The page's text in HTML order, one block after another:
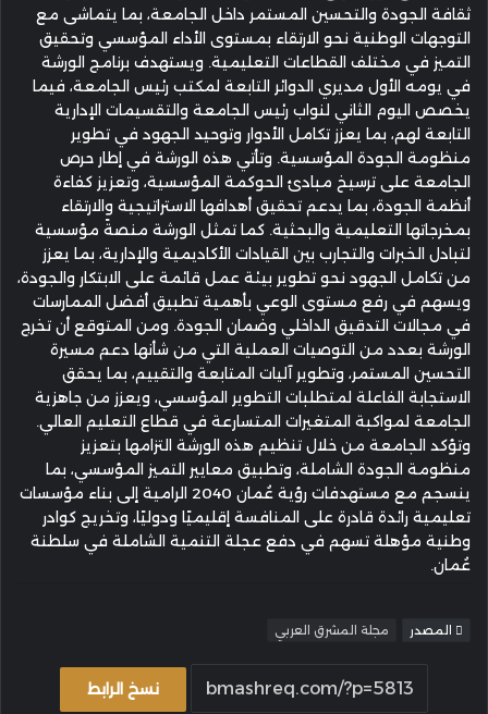
ثقافة الجودة والتحسين المستمر داخل الجامعة، بما يتماشى مع
التوجهات الوطنية نحو الارتقاء بمستوى الأداء المؤسسي وتحقيق
التميز في مختلف القطاعات التعليمية. ويستهدف برنامج الورشة
في يومه الأول مديري الدوائر التابعة لمكتب رئيس الجامعة، فيما
يخصص اليوم الثاني لنواب رئيس الجامعة والتقسيمات الإدارية
التابعة لهم، بما يعزز تكامل الأدوار وتوحيد الجهود في تطوير
منظومة الجودة المؤسسية. وتأتي هذه الورشة في إطار حرص
الجامعة على ترسيخ مبادئ الحوكمة المؤسسية، وتعزيز كفاءة
أنظمة الجودة، بما يدعم تحقيق أهدافها الاستراتيجية والارتقاء
بمخرجاتها التعليمية والبحثية. كما تمثل الورشة منصةً مؤسسية
لتبادل الخبرات والتجارب بين القيادات الأكاديمية والإدارية، بما يعزز
من تكامل الجهود نحو تطوير بيئة عمل قائمة على الابتكار والجودة،
ويسهم في رفع مستوى الوعي بأهمية تطبيق أفضل الممارسات
في مجالات التدقيق الداخلي وضمان الجودة. ومن المتوقع أن تخرج
الورشة بعدد من التوصيات العملية التي من شأنها دعم مسيرة
التحسين المستمر، وتطوير آليات المتابعة والتقييم، بما يحقق
الاستجابة الفاعلة لمتطلبات التطوير المؤسسي، ويعزز من جاهزية
الجامعة لمواكبة المتغيرات المتسارعة في قطاع التعليم العالي.
وتؤكد الجامعة من خلال تنظيم هذه الورشة التزامها بتعزيز
منظومة الجودة الشاملة، وتطبيق معايير التميز المؤسسي، بما
ينسجم مع مستهدفات رؤية عُمان 2040 الرامية إلى بناء مؤسسات
تعليمية رائدة قادرة على المنافسة إقليميًا ودوليًا، وتخريج كوادر
وطنية مؤهلة تسهم في دفع عجلة التنمية الشاملة في سلطنة
عُمان.
المصدر مجلة المشرق العربي
نسخ الرابط